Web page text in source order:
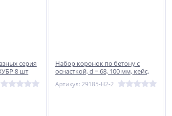
серия
8 шт
Набор коронок по бетону с
оснасткой, d = 68, 100 мм, кейс,
Артикул: 29185-H2-2